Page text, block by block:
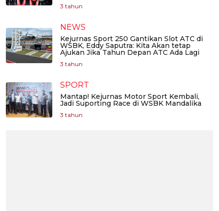
3 tahun
NEWS
Kejurnas Sport 250 Gantikan Slot ATC di
WSBK, Eddy Saputra: Kita Akan tetap
Ajukan Jika Tahun Depan ATC Ada Lagi
3 tahun
SPORT
Mantap! Kejurnas Motor Sport Kembali,
Jadi Suporting Race di WSBK Mandalika
3 tahun